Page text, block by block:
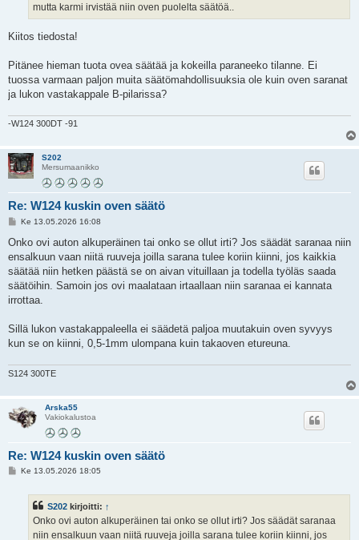
mutta karmi irvistää niin oven puolelta säätöä..
Kiitos tiedosta!
Pitänee hieman tuota ovea säätää ja kokeilla paraneeko tilanne. Ei
tuossa varmaan paljon muita säätömahdollisuuksia ole kuin oven saranat
ja lukon vastakappale B-pilarissa?
-W124 300DT -91
S202
Mersumaanikko
Re: W124 kuskin oven säätö
V
e
t
i
Ke 13.05.2026 16:08
Onko ovi auton alkuperäinen tai onko se ollut irti? Jos säädät saranaa niin
ensalkuun vaan niitä ruuveja joilla sarana tulee koriin kiinni, jos kaikkia
säätää niin hetken päästä se on aivan vituillaan ja todella työläs saada
säätöihin. Samoin jos ovi maalataan irtaallaan niin saranaa ei kannata
irrottaa.
Sillä lukon vastakappaleella ei säädetä paljoa muutakuin oven syvyys
kun se on kiinni, 0,5-1mm ulompana kuin takaoven etureuna.
S124 300TE
Arska55
Vakiokalustoa
Re: W124 kuskin oven säätö
VKe 13.05.2026 18:05
S202 kirjoitti: ↑
Onko ovi auton alkuperäinen tai onko se ollut irti? Jos säädät saranaa
niin ensalkuun vaan niitä ruuveja joilla sarana tulee koriin kiinni, jos